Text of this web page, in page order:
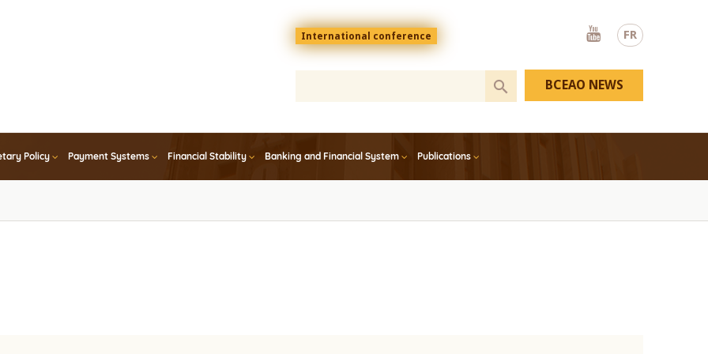
FR
Menu
top
En
International conference
Youtube
Policy Payment Systems Financial Stability Banking and Financial System Publications
BCEAO NEWS